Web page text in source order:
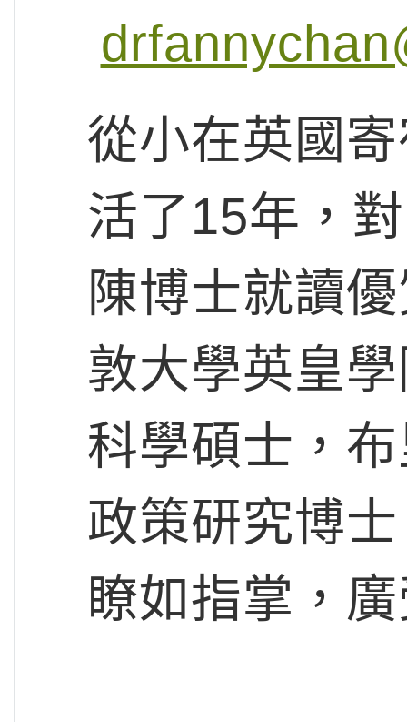
從小在英國
活了15年，
陳博士就讀
敦大學英皇
科學碩士，
政策研究博
瞭如指掌，